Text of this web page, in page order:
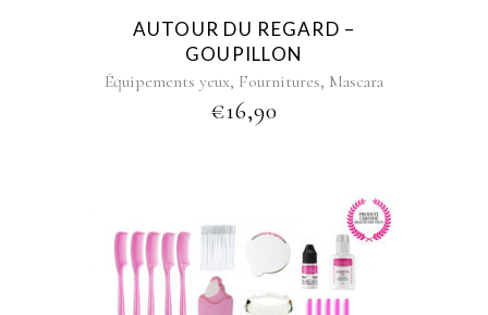
AUTOUR DU REGARD –
GOUPILLON
Équipements yeux, Fournitures, Mascara
€16,90